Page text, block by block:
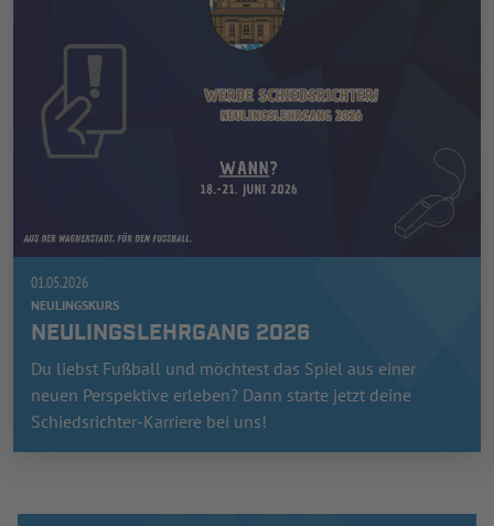
01.05.2026
NEULINGSKURS
NEULINGSLEHRGANG 2026
Du liebst Fußball und möchtest das Spiel aus einer
neuen Perspektive erleben? Dann starte jetzt deine
Schiedsrichter-Karriere bei uns!